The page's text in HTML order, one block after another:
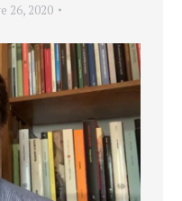
26, 2020